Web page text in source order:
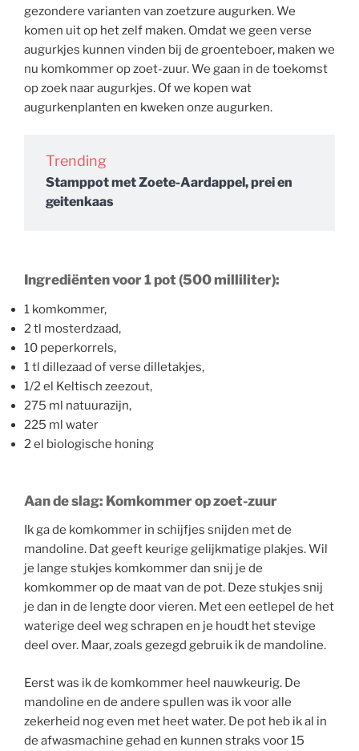
gezondere varianten van zoetzure augurken. We
komen uit op het zelf maken. Omdat we geen verse
augurkjes kunnen vinden bij de groenteboer, maken we
nu komkommer op zoet-zuur. We gaan in de toekomst
op zoek naar augurkjes. Of we kopen wat
augurkenplanten en kweken onze augurken.
Trending
Stamppot met Zoete-Aardappel, prei en
geitenkaas
Ingrediënten voor 1 pot (500 milliliter):
1 komkommer,
2 tl mosterdzaad,
10 peperkorrels,
1 tl dillezaad of verse dilletakjes,
1/2 el Keltisch zeezout,
275 ml natuurazijn,
225 ml water
2 el biologische honing
Aan de slag: Komkommer op zoet-zuur
Ik ga de komkommer in schijfjes snijden met de
mandoline. Dat geeft keurige gelijkmatige plakjes. Wil
je lange stukjes komkommer dan snij je de
komkommer op de maat van de pot. Deze stukjes snij
je dan in de lengte door vieren. Met een eetlepel de het
waterige deel weg schrapen en je houdt het stevige
deel over. Maar, zoals gezegd gebruik ik de mandoline.
Eerst was ik de komkommer heel nauwkeurig. De
mandoline en de andere spullen was ik voor alle
zekerheid nog even met heet water. De pot heb ik al in
de afwasmachine gehad en kunnen straks voor 15